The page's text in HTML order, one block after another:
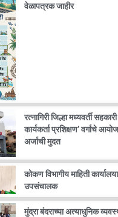
वेळापत्रक जाहीर
रत्नागिरी जिल्हा मध्यवर्ती
कार्यकर्ता प्रशिक्षण’ वर्गाचे
अर्जाची मुदत
कोकण विभागीय माहिती
उपसंचालक
मुंद्रा बंदराच्या अत्याधुनिक